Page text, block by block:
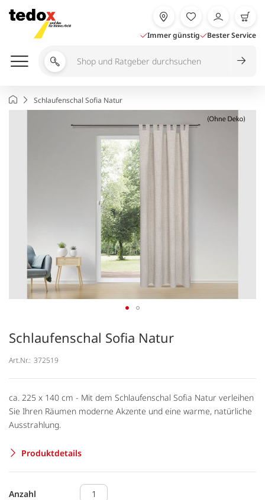
Inhalt
springen
Immer günstig Bester Service
Shop
Ratgeber
durchsuchen
StartseiteSchlaufenschal Sofia Natur
Schlaufenschal Sofia Natur
Art.Nr.: 372519
ca. 225 x 140 cm - Mit dem Schlaufenschal Sofia Natur verleihen
Sie Ihren Räumen moderne Akzente und eine warme, natürliche
Ausstrahlung.
Produktdetails
Anzahl